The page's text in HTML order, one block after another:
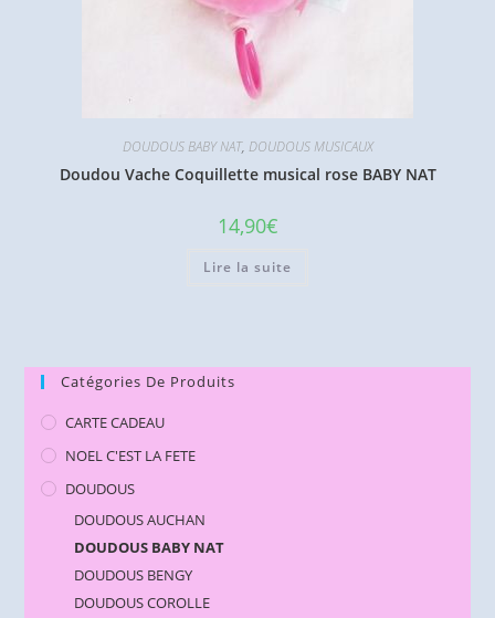
DOUDOUS BABY NAT, DOUDOUS MUSICAUX
Doudou Vache Coquillette musical rose BABY NAT
14,90€
Lire la suite
Catégories De Produits
CARTE CADEAU
NOEL C'EST LA FETE
DOUDOUS
DOUDOUS AUCHAN
DOUDOUS BABY NAT
DOUDOUS BENGY
DOUDOUS COROLLE